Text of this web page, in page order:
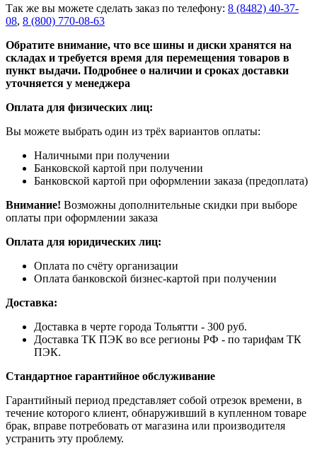
Так же вы можете сделать заказ по телефону: 8 (8482) 40-37-
08, 8 (800) 770-08-63
Обратите внимание, что все шины и диски хранятся на
складах и требуется время для перемещения товаров в
пункт выдачи. Подробнее о наличии и сроках доставки
уточняется у менеджера
Оплата для физических лиц:
Вы можете выбрать один из трёх вариантов оплаты:
Наличными при получении
Банковской картой при получении
Банковской картой при оформлении заказа (предоплата)
Внимание! Возможны дополнительные скидки при выборе
оплаты при оформлении заказа
Оплата для юридических лиц:
Оплата по счёту организации
Оплата банковской бизнес-картой при получении
Доставка:
Доставка в черте города Тольятти - 300 руб.
Доставка ТК ПЭК во все регионы РФ - по тарифам ТК
ПЭК.
Стандартное гарантийное обслуживание
Гарантийный период представляет собой отрезок времени, в
течение которого клиент, обнаруживший в купленном товаре
брак, вправе потребовать от магазина или производителя
устранить эту проблему.